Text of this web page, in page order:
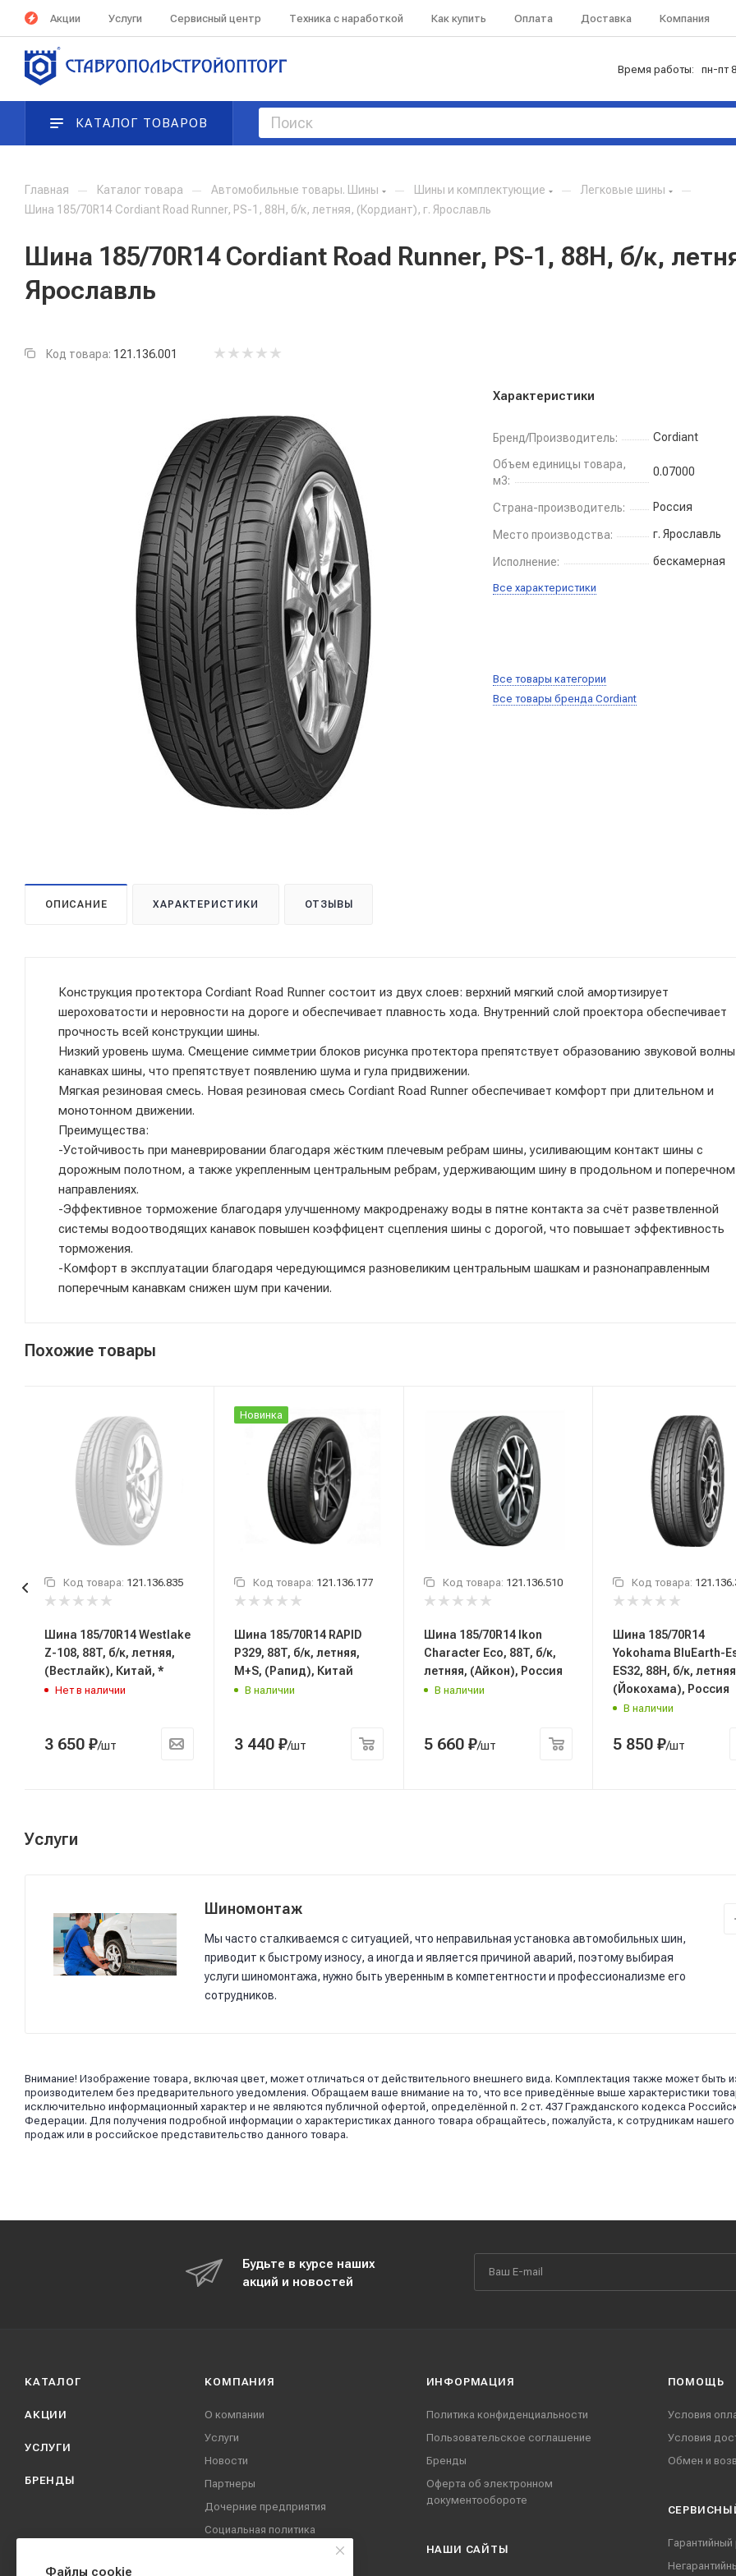
Акции Услуги Сервисный центр Техника с наработкой Как купить Оплата Доставка Компания
Время работы: пн-пт
КАТАЛОГ ТОВАРОВ
Главная — Каталог товара — Автомобильные товары. Шины — Шины и комплектующие — Легковые шины —
Шина 185/70R14 Cordiant Road Runner, PS-1, 88H, б/к, летняя, (Кордиант), г. Ярославль
Шина 185/70R14 Cordiant Road Runner, PS-1, 88H, б/к,
Ярославль
Код товара: 121.136.001
Характеристики
Бренд/Производитель: Cordiant
Объем единицы товара,
м3:
0.07000
Страна-производитель: Россия
Место производства: г. Ярославль
Исполнение: бескамерная
Все характеристики
Все товары категории
Все товары бренда Cordiant
ОПИСАНИЕ ХАРАКТЕРИСТИКИ ОТЗЫВЫ
Конструкция протектора Cordiant Road Runner состоит из двух слоев: верхний мягкий слой амортизирует
шероховатости и неровности на дороге и обеспечивает плавность хода. Внутренний слой проектора обеспечивает
прочность всей конструкции шины.
Низкий уровень шума. Смещение симметрии блоков рисунка протектора препятствует образованию звуковой
канавках шины, что препятствует появлению шума и гула придвижении.
Мягкая резиновая смесь. Новая резиновая смесь Cordiant Road Runner обеспечивает комфорт при длительном и
монотонном движении.
Преимущества:
-Устойчивость при маневрировании благодаря жёстким плечевым ребрам шины, усиливающим контакт шины с
дорожным полотном, а также укрепленным центральным ребрам, удерживающим шину в продольном и поперечном
направлениях.
-Эффективное торможение благодаря улучшенному макродренажу воды в пятне контакта за счёт разветвленной
системы водоотводящих канавок повышен коэффицент сцепления шины с дорогой, что повышает эффективность
торможения.
-Комфорт в эксплуатации благодаря чередующимся разновеликим центральным шашкам и разнонаправленным
поперечным канавкам снижен шум при качении.
Похожие товары
Код товара: 121.136.835
Шина 185/70R14 Westlake
Z-108, 88T, б/к, летняя,
(Вестлайк), Китай, *
Нет в наличии
3 650 ₽/шт
Новинка
Код товара: 121.136.177
Шина 185/70R14 RAPID
P329, 88T, б/к, летняя,
M+S, (Рапид), Китай
В наличии
3 440₽/шт
Код товара: 121.136.510
Шина 185/70R14 Ikon
Character Eco, 88T, б/к,
летняя, (Айкон), Россия
В наличии
5 660₽/шт
Код товара:
Шина 185/70R14
Yokohama BluEarth-
ES32, 88H, б/к,
(Йокохама), Россия
В наличии
5 850 ₽/шт
Услуги
Шиномонтаж
Мы часто сталкиваемся с ситуацией, что неправильная установка автомобильных шин,
приводит к быстрому износу, а иногда и является причиной аварий, поэтому выбирая
услуги шиномонтажа, нужно быть уверенным в компетентности и профессионализме его
сотрудников.
Внимание! Изображение товара, включая цвет, может отличаться от действительного внешнего вида. Комплектация также может быть
производителем без предварительного уведомления. Обращаем ваше внимание на то, что все приведённые выше характеристики
исключительно информационный характер и не являются публичной офертой, определённой п. 2 ст. 437 Гражданского кодекса
Федерации. Для получения подробной информации о характеристиках данного товара обращайтесь, пожалуйста, к сотрудникам
продаж или в российское представительство данного товара.
Будьте в курсе наших
акций и новостей
КАТАЛОГ
АКЦИИ
УСЛУГИ
БРЕНДЫ
КОМПАНИЯ
О компании
Услуги
Новости
Партнеры
Дочерние предприятия
Социальная политика
ИНФОРМАЦИЯ
Политика конфиденциальности
Пользовательское соглашение
Бренды
Оферта об электронном
документообороте
НАШИ CАЙТЫ
ПОМОЩЬ
Условия
Условия
Обмен и
Файлы cookie